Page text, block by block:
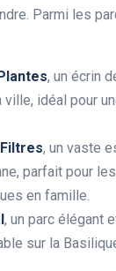
Parmi les
, un écrin
idéal pour
, un vaste
parfait pour
en famille.
, un parc élégant
sur la